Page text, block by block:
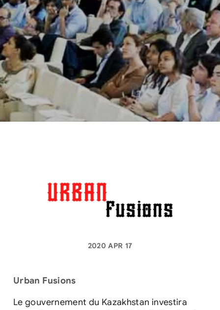
2020 APR 17
Urban Fusions
Le gouvernement du Kazakhstan investira